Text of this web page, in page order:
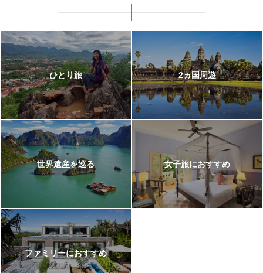
398,800
【クイニョン】手つかずの自然に
囲まれたラグジュアリーリゾート
毎朝食・ミニバー補充・無料アクティビティ付き！ザ・二エホテルズ バイサンホ
（テラスヴィラ）で非日常ステイ
成田発5日間 164,800円～350,800
【フーコック】アクティビティも
食事も遊び放題！オールインクル
ーシブ旅
現地でお財布いらず♪「ソル・バイ・メリア・フーコック」に泊まりながら全食事＆
アクティビティを思いっきり楽しもう！
成田発5日間 134,800円～392,800
ひとり旅 2ヵ国周遊
世界遺産を巡る 女子旅におすすめ
ファミリーにおすすめ